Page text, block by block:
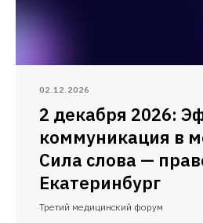
02.12.2026
2 декабря 2026:
коммуникация в
Сила слова —
Екатеринбург
Третий медицинский форум